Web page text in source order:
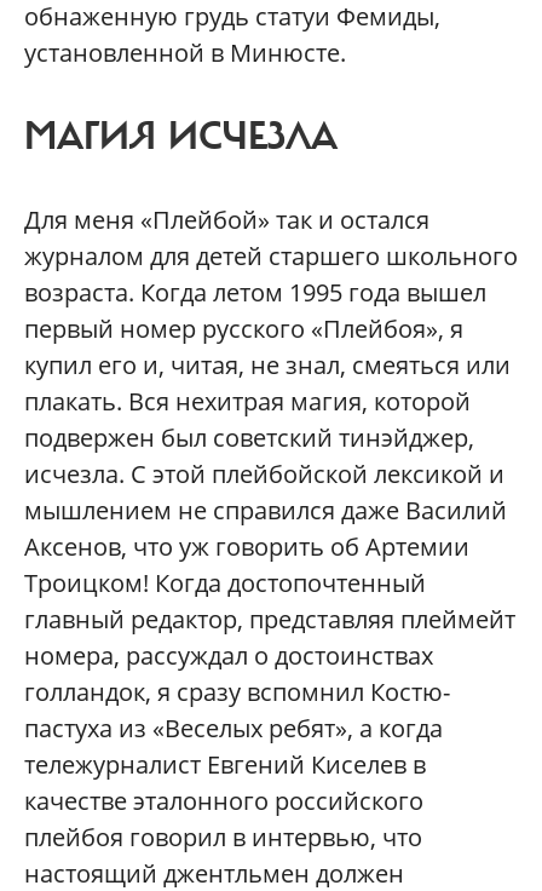
обнаженную грудь статуи Фемиды,
установленной в Минюсте.
МАГИЯ ИСЧЕЗЛА
Для меня «Плейбой» так и остался
журналом для детей старшего школьного
возраста. Когда летом 1995 года вышел
первый номер русского «Плейбоя», я
купил его и, читая, не знал, смеяться или
плакать. Вся нехитрая магия, которой
подвержен был советский тинэйджер,
исчезла. С этой плейбойской лексикой и
мышлением не справился даже Василий
Аксенов, что уж говорить об Артемии
Троицком! Когда достопочтенный
главный редактор, представляя плеймейт
номера, рассуждал о достоинствах
голландок, я сразу вспомнил Костю-
пастуха из «Веселых ребят», а когда
тележурналист Евгений Киселев в
качестве эталонного российского
плейбоя говорил в интервью, что
настоящий джентльмен должен